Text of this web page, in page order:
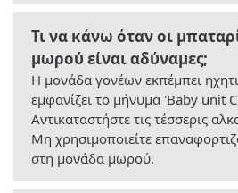
Τι να κάνω όταν οι
μωρού είναι αδύναμες;
Η μονάδα γονέων εκπέμπει
εμφανίζει το μήνυμα 'Baby unit
Αντικαταστήστε τις τέσσερις
Μη χρησιμοποιείτε
στη μονάδα μωρού.